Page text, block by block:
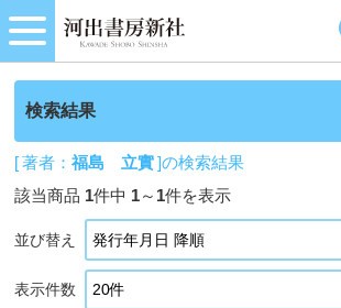
検索結果
[ 著者：福島 立實]の検索結果
該当商品 1件中 1～ 1件を表示
並び替え
表示件数